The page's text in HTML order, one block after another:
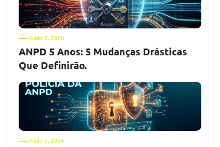
Maio 5, 2026
ANPD 5 Anos: 5 Mudanças Drásticas
Que Definirão.
Maio 5, 2026